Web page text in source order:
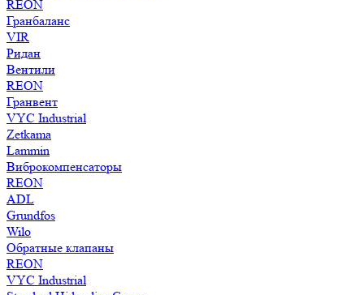
REON
Гранбаланс
VIR
Ридан
Вентили
REON
Гранвент
VYC Industrial
Zetkama
Lammin
Виброкомпенсаторы
REON
ADL
Grundfos
Wilo
Обратные клапаны
REON
VYC Industrial